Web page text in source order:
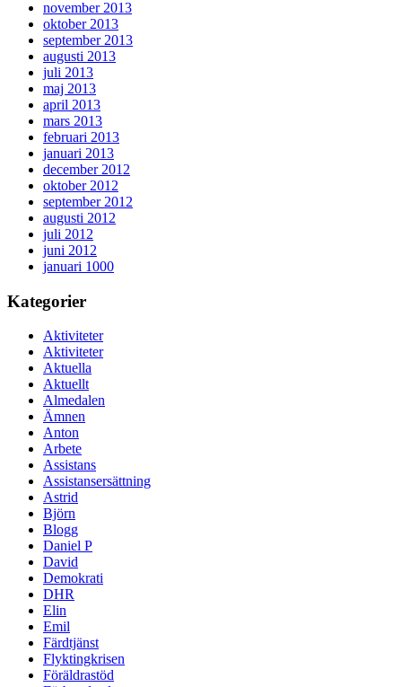
november 2013
oktober 2013
september 2013
augusti 2013
juli 2013
maj 2013
april 2013
mars 2013
februari 2013
januari 2013
december 2012
oktober 2012
september 2012
augusti 2012
juli 2012
juni 2012
januari 1000
Kategorier
Aktiviteter
Aktiviteter
Aktuella
Aktuellt
Almedalen
Ämnen
Anton
Arbete
Assistans
Assistansersättning
Astrid
Björn
Blogg
Daniel P
David
Demokrati
DHR
Elin
Emil
Färdtjänst
Flyktingkrisen
Föräldrastöd